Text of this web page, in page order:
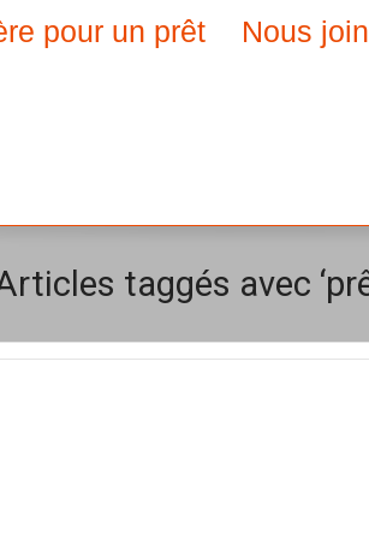
pour un prêt Nous
taggés avec